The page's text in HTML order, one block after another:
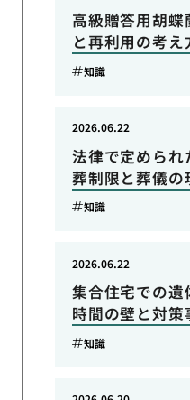
高級贈答用胡
と再利用の考え
知識
法律で定めら
葬制限と葬儀の
2026.06.22
知識
集合住宅での
時間の壁と対策
2026.06.22
知識